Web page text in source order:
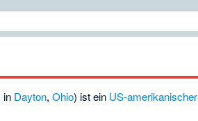
in Dayton,Ohio) ist ein US-amerikanischer